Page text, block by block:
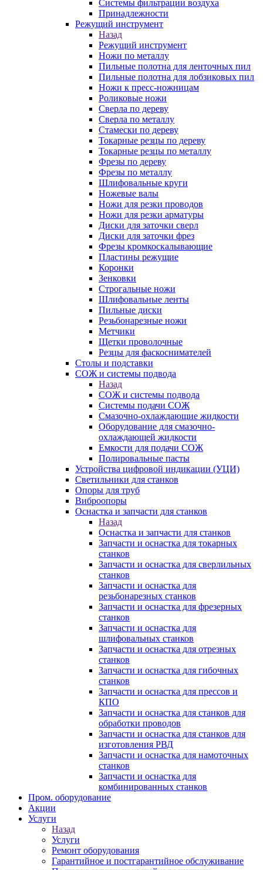
Системы фильтрации воздуха
Принадлежности
Режущий инструмент
Назад
Режущий инструмент
Ножи по металлу
Пильные полотна для ленточных пил
Пильные полотна для лобзиковых пил
Ножи к пресс-ножницам
Роликовые ножи
Сверла по дереву
Сверла по металлу
Стамески по дереву
Токарные резцы по дереву
Токарные резцы по металлу
Фрезы по дереву
Фрезы по металлу
Шлифовальные круги
Ножевые валы
Ножи для резки проводов
Ножи для резки арматуры
Диски для заточки сверл
Диски для заточки фрез
Фрезы кромкоскалывающие
Пластины режущие
Коронки
Зенковки
Строгальные ножи
Шлифовальные ленты
Пильные диски
Резьбонарезные ножи
Метчики
Щетки проволочные
Резцы для фаскоснимателей
Столы и подставки
СОЖ и системы подвода
Назад
СОЖ и системы подвода
Системы подачи СОЖ
Смазочно-охлаждающие жидкости
Оборудование для смазочно-
охлаждающей жидкости
Емкости для подачи СОЖ
Полировальные пасты
Устройства цифровой индикации (УЦИ)
Светильники для станков
Опоры для труб
Виброопоры
Оснастка и запчасти для станков
Назад
Оснастка и запчасти для станков
Запчасти и оснастка для токарных
станков
Запчасти и оснастка для сверлильных
станков
Запчасти и оснастка для
резьбонарезных станков
Запчасти и оснастка для фрезерных
станков
Запчасти и оснастка для
шлифовальных станков
Запчасти и оснастка для отрезных
станков
Запчасти и оснастка для гибочных
станков
Запчасти и оснастка для прессов и
КПО
Запчасти и оснастка для станков для
обработки проводов
Запчасти и оснастка для станков для
изготовления РВД
Запчасти и оснастка для намоточных
станков
Запчасти и оснастка для
комбинированных станков
Пром. оборудование
Акции
Услуги
Назад
Услуги
Ремонт оборудования
Гарантийное и постгарантийное обслуживание